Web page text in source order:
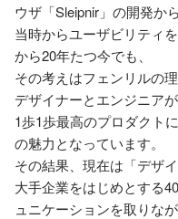
ウザ「Sleipnir」の開発か
当時からユーザビリティ
から20年たつ今でも、
その考えはフェンリルの
デザイナーとエンジニア
1歩1歩最高のプロダクト
の魅力となっています。
その結果、現在は「デザ
大手企業をはじめとする
ュニケーションを取りなが